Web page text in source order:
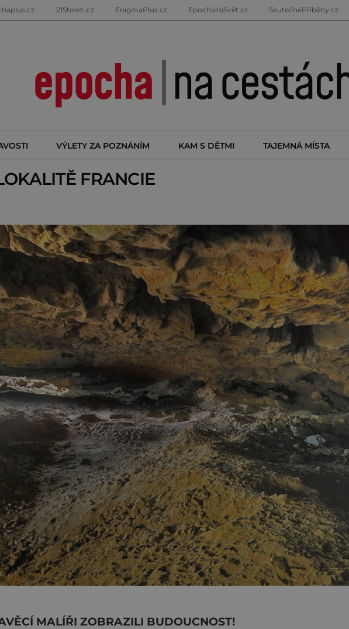
21Stoleti.cz EnigmaPlus.cz EpochálníSvět.cz SkutečnéPříběhy.cz
VÝLETY ZA POZNÁNÍM KAM S DĚTMI TAJEMNÁ MÍSTA
FRANCIE
MALÍŘI ZOBRAZILI BUDOUCNOST!